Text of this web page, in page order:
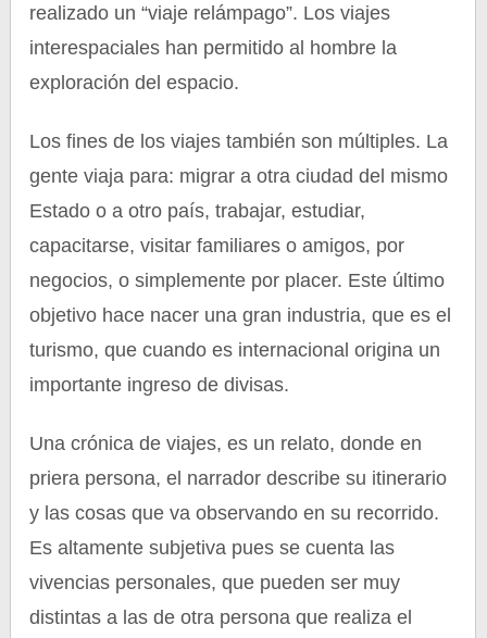
realizado un “viaje relámpago”. Los viajes
interespaciales han permitido al hombre la
exploración del espacio.
Los fines de los viajes también son múltiples. La
gente viaja para: migrar a otra ciudad del mismo
Estado o a otro país, trabajar, estudiar,
capacitarse, visitar familiares o amigos, por
negocios, o simplemente por placer. Este último
objetivo hace nacer una gran industria, que es el
turismo, que cuando es internacional origina un
importante ingreso de divisas.
Una crónica de viajes, es un relato, donde en
priera persona, el narrador describe su itinerario
y las cosas que va observando en su recorrido.
Es altamente subjetiva pues se cuenta las
vivencias personales, que pueden ser muy
distintas a las de otra persona que realiza el